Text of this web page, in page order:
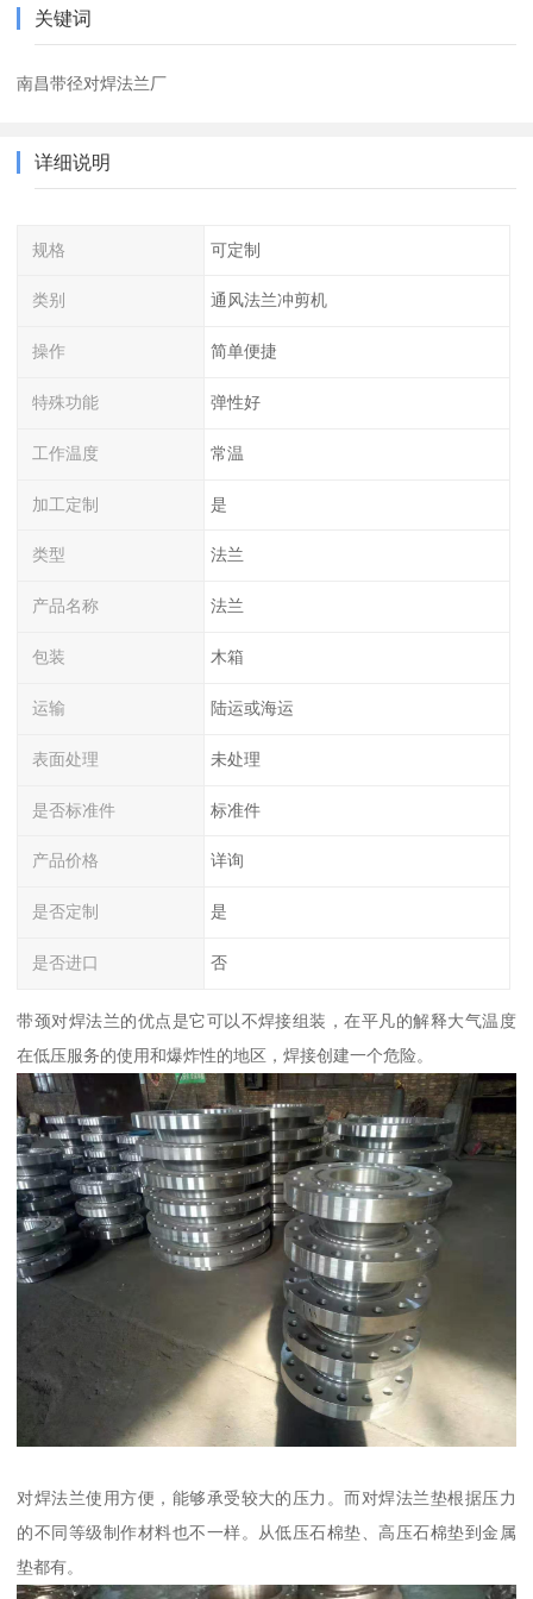
关键词
南昌带径对焊法兰厂
详细说明
规格 可定制
类别 通风法兰冲剪机
操作 简单便捷
特殊功能 弹性好
工作温度 常温
加工定制 是
类型 法兰
产品名称 法兰
包装 木箱
运输 陆运或海运
表面处理 未处理
是否标准件 标准件
产品价格 详询
是否定制 是
是否进口 否
带颈对焊法兰的优点是它可以不焊接组装，在平凡的解释大气温度
在低压服务的使用和爆炸性的地区，焊接创建一个危险。
对焊法兰使用方便，能够承受较大的压力。而对焊法兰垫根据压力
的不同等级制作材料也不一样。从低压石棉垫、高压石棉垫到金属
垫都有。